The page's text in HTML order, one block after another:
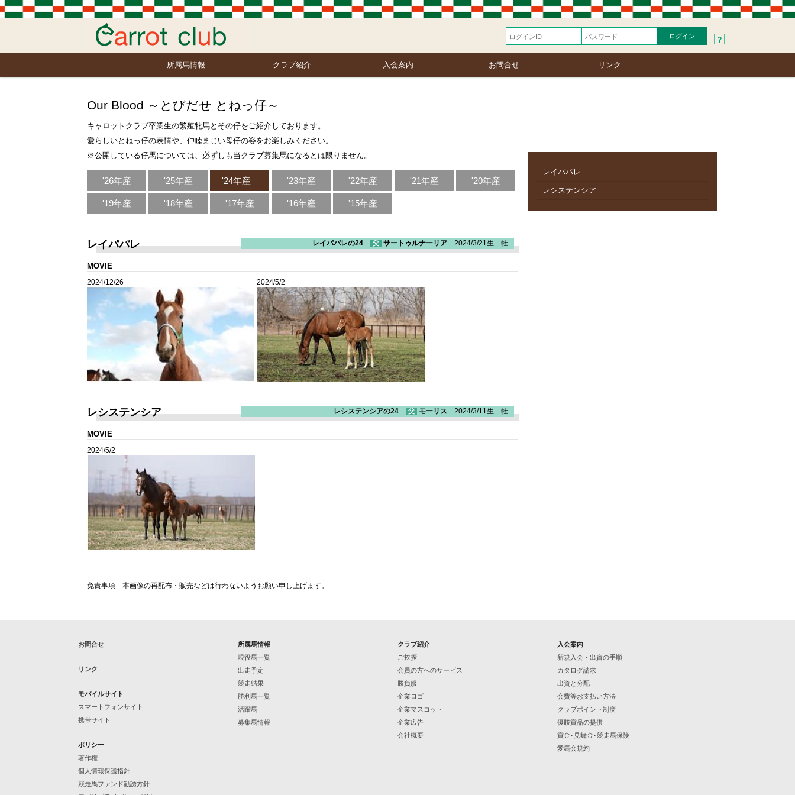
?
所属馬情報 クラブ紹介 入会案内 お問合せ リンク
Our Blood ～とびだせ とねっ仔～
キャロットクラブ卒業生の繁殖牝馬とその仔をご紹介しております。
愛らしいとねっ仔の表情や、仲睦まじい母仔の姿をお楽しみください。
※公開している仔馬については、必ずしも当クラブ募集馬になるとは限りません。
'26年産 '25年産 '24年産 '23年産 '22年産 '21年産 '20年産
'19年産 '18年産 '17年産 '16年産 '15年産
レイパパレ レイパパレの24 父 サートゥルナーリア 2024/3/21生 牡
MOVIE
2024/12/26 2024/5/2
レシステンシア レシステンシアの24 父 モーリス 2024/3/11生 牡
MOVIE
2024/5/2
免責事項 本画像の再配布・販売などは行わないようお願い申し上げます。
レイパパレ
レシステンシア
お問合せ
リンク
モバイルサイト
スマートフォンサイト
携帯サイト
ポリシー
著作権
個人情報保護指針
競走馬ファンド勧誘方針
所属馬情報
現役馬一覧
出走予定
競走結果
勝利馬一覧
活躍馬
募集馬情報
クラブ紹介
ご挨拶
会員の方へのサービス
勝負服
企業ロゴ
企業マスコット
企業広告
会社概要
入会案内
新規入会・出資の手順
カタログ請求
出資と分配
会費等お支払い方法
クラブポイント制度
優勝賞品の提供
賞金･見舞金･競走馬保険
愛馬会規約